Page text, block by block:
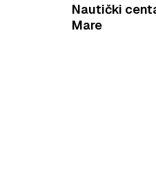
Nautički
Mare